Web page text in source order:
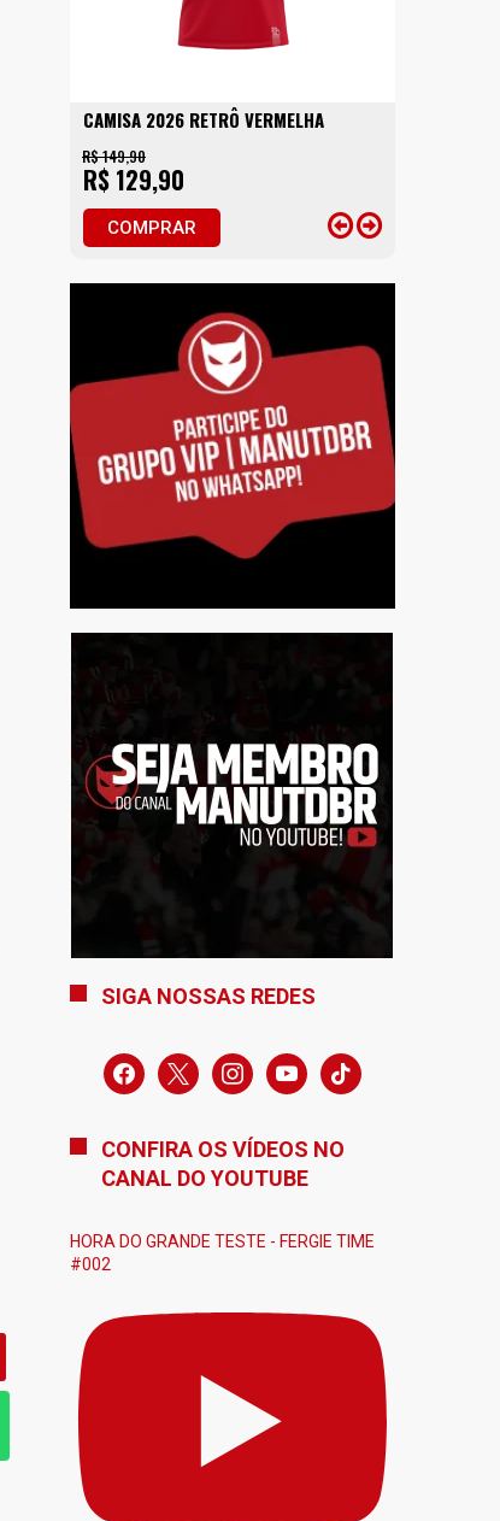
CAMISA 2026 RETRÔ VERMELHA
R$ 149,90
R$ 129,90
COMPRAR
SIGA NOSSAS REDES
facebook
x instagramyoutubetiktok
CONFIRA OS VÍDEOS NO
CANAL DO YOUTUBE
HORA DO GRANDE TESTE - FERGIE TIME
#002